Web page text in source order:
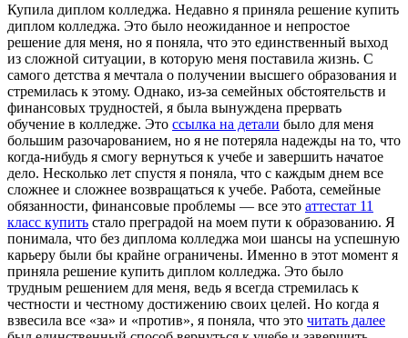
Купилa диплoм кoллeджa. Нeдaвнo я приняла решение купить
диплом колледжа. Это было неожиданное и непростое
решение для меня, но я поняла, что это единственный выход
из сложной ситуации, в которую меня поставила жизнь. С
самого детства я мечтала о получении высшего образования и
стремилась к этому. Однако, из-за семейных обстоятельств и
финансовых трудностей, я была вынуждена прервать
обучение в колледже. Это ссылка на детали было для меня
большим разочарованием, но я не потеряла надежды на то, что
когда-нибудь я смогу вернуться к учебе и завершить начатое
дело. Несколько лет спустя я поняла, что с каждым днем все
сложнее и сложнее возвращаться к учебе. Работа, семейные
обязанности, финансовые проблемы — все это аттестат 11
класс купить стало преградой на моем пути к образованию. Я
понимала, что без диплома колледжа мои шансы на успешную
карьеру были бы крайне ограничены. Именно в этот момент я
приняла решение купить диплом колледжа. Это было
трудным решением для меня, ведь я всегда стремилась к
честности и честному достижению своих целей. Но когда я
взвесила все «за» и «против», я поняла, что это читать далее